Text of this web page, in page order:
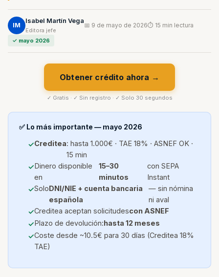
IM
Isabel Martín Vega
Editora jefe
📅 9 de mayo de 2026⏱ 15 min lectura
✓ mayo 2026
Obtener crédito ahora →
✓ Gratis · ✓ Sin registro · ✓ Solo 30 segundos
✅ Lo más importante — mayo 2026
Creditea: hasta 1.000€ · TAE 18% · ASNEF OK ·
15 min
Dinero disponible
en
15–30
minutos
con SEPA
Instant
SoloDNI/NIE + cuenta bancaria
española
— sin nómina
ni aval
Creditea aceptan solicitudescon ASNEF
Plazo de devolución:hasta 12 meses
Coste desde ~10.5€ para 30 días (Creditea 18%
TAE)